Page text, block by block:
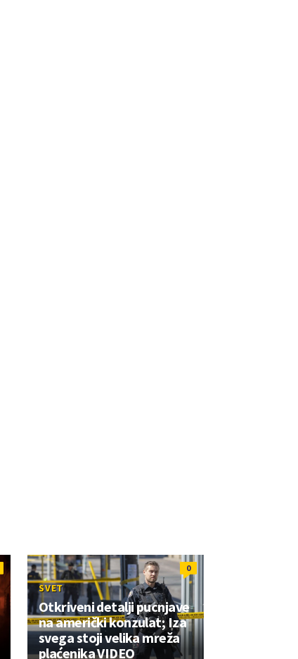
0
SVET
Otkriveni detalji pucnjave
na američki konzulat; Iza
svega stoji velika mreža
plaćenika VIDEO